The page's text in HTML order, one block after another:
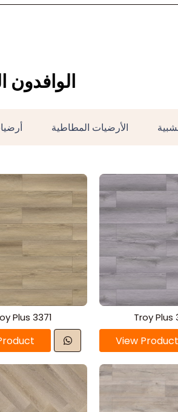
الوافدون
الأرضيات المطاطية
Plus 3371 Troy Plus
View Product